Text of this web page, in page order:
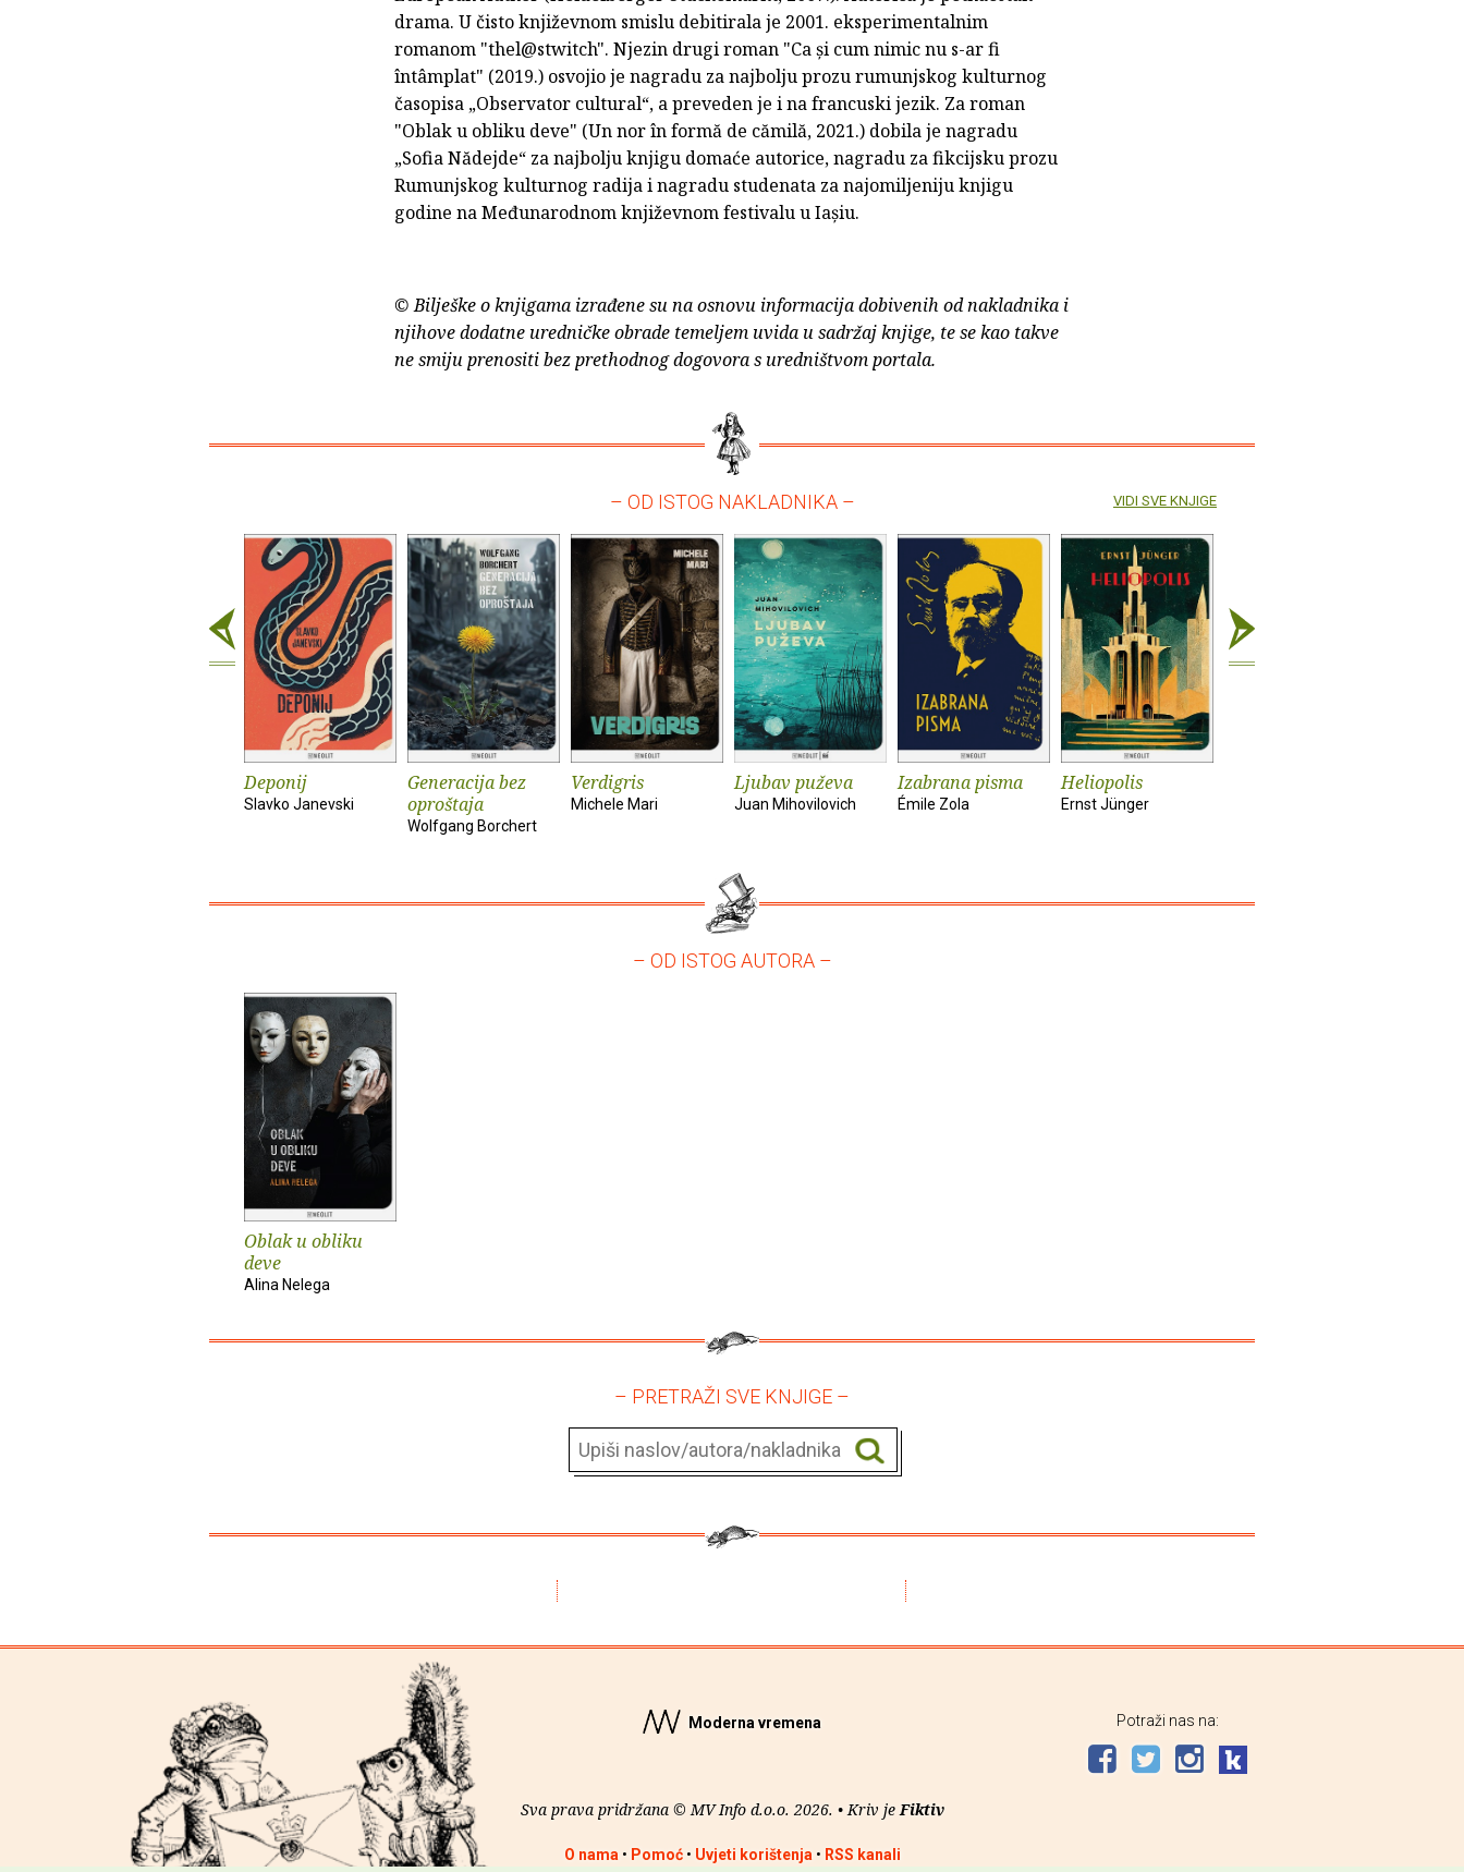
drama. U čisto književnom smislu debitirala je 2001. eksperimentalnim
romanom "thel@stwitch". Njezin drugi roman "Ca și cum nimic nu s-ar fi
întâmplat" (2019.) osvojio je nagradu za najbolju prozu rumunjskog kulturnog
časopisa „Observator cultural“, a preveden je i na francuski jezik. Za roman
"Oblak u obliku deve" (Un nor în formă de cămilă, 2021.) dobila je nagradu
„Sofia Nădejde“ za najbolju knjigu domaće autorice, nagradu za fikcijsku prozu
Rumunjskog kulturnog radija i nagradu studenata za najomiljeniju knjigu
godine na Međunarodnom književnom festivalu u Iașiu.
© Bilješke o knjigama izrađene su na osnovu informacija dobivenih od nakladnika i
njihove dodatne uredničke obrade temeljem uvida u sadržaj knjige, te se kao takve
ne smiju prenositi bez prethodnog dogovora s uredništvom portala.
– OD ISTOG NAKLADNIKA –
Deponij
Slavko Janevski
Generacija bez
oproštaja
Wolfgang Borchert
Verdigris
Michele Mari
Ljubav puževa
Juan Mihovilovich
Izabrana pisma
Émile Zola
Heliopolis
Ernst Jünger
VIDI SVE KNJIGE
– OD ISTOG AUTORA –
Oblak u obliku
deve
Alina Nelega
– PRETRAŽI SVE KNJIGE –
Moderna vremena
Sva prava pridržana © MV Info d.o.o. 2026. • Kriv jeFiktiv
O nama• Pomoć• Uvjeti korištenja• RSS kanali
Potraži nas na: